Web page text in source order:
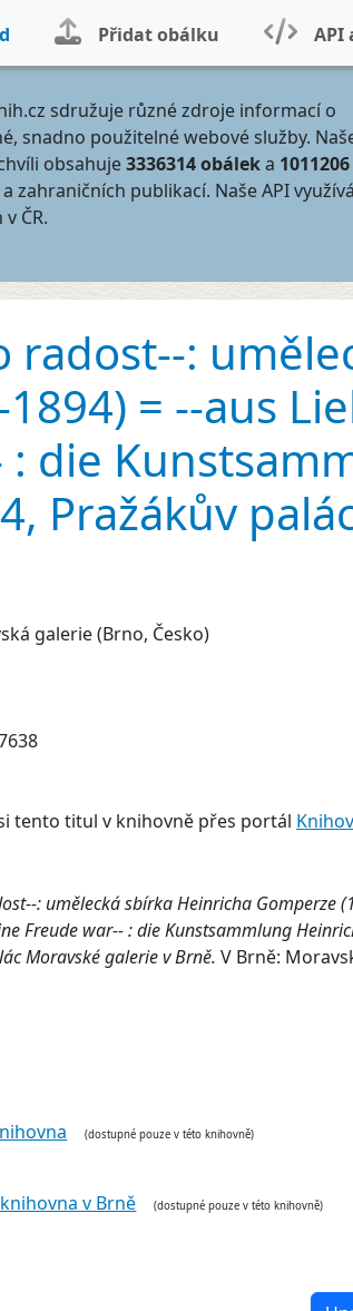
Přidat obálku API
sdružuje různé zdroje informací o
snadno použitelné webové služby.
obsahuje3336314 obáleka 1011206
zahraničních publikací. Naše API využívá
ČR.
radost--:
= --aus
die
Pražákův
galerie (Brno, Česko)
tento titul v knihovně přes portál
: umělecká sbírka Heinricha Gomperze
Freude war-- : die Kunstsammlung
Moravské galerie v Brně. V Brně:
(dostupné pouze v této knihovně)
v Brně (dostupné pouze v této knihovně)